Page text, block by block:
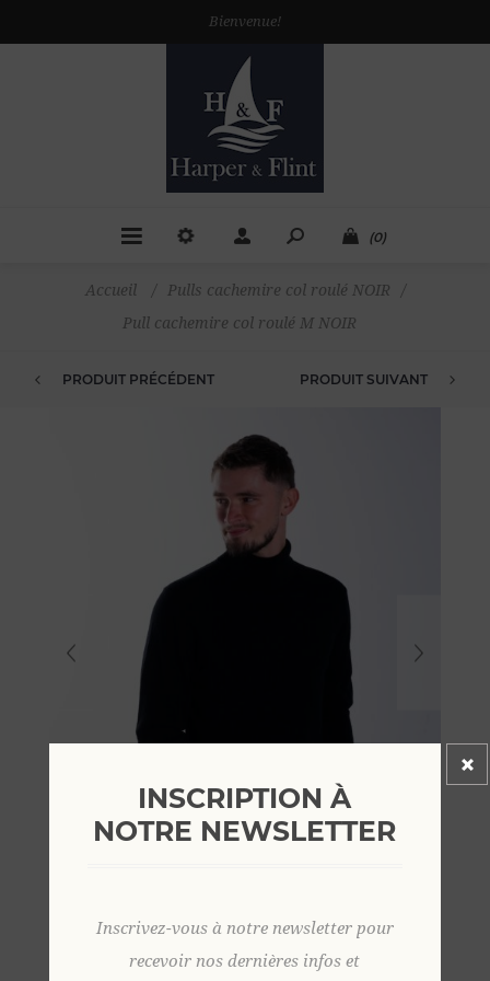
Bienvenue!
(0)
Accueil / Pulls cachemire col roulé NOIR
/
Pull cachemire col roulé M NOIR
PRODUIT PRÉCÉDENT PRODUIT SUIVANT
INSCRIPTION À
NOTRE NEWSLETTER
Inscrivez-vous à notre newsletter pour
recevoir nos dernières infos et